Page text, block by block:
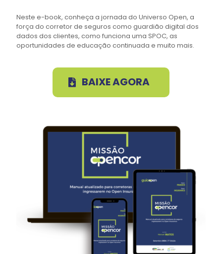
Neste e-book, conheça a jornada do Universo Open, a
força do corretor de seguros como guardião digital dos
dados dos clientes, como funciona uma SPOC, as
oportunidades de educação continuada e muito mais.
BAIXE AGORA